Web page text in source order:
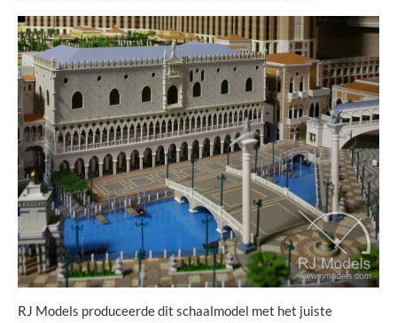
RJ Models produceerde dit schaalmodel met het juiste